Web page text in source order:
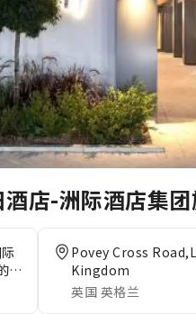
店-洲际酒店集
服
Povey Cross
Kingdom
英国 英格兰